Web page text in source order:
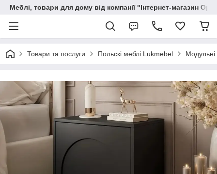
Меблі, товари для дому від компанії "Інтернет-магазин
Товари та послуги Польскі меблі Lukmebel